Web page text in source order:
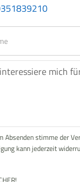
Absenden stimme der
kann jederzeit